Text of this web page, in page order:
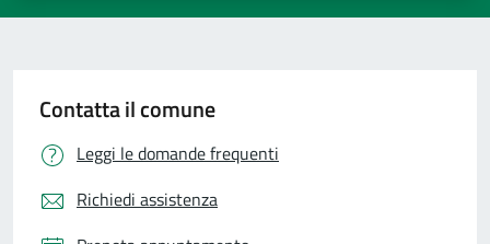
Contatta il comune
Leggi le domande frequenti
Richiedi assistenza